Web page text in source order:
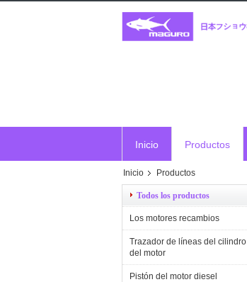
Inicio Productos
Inicio Productos
Todos los productos
Los motores recambios
Trazador de líneas del cilindro
del motor
Pistón del motor diesel